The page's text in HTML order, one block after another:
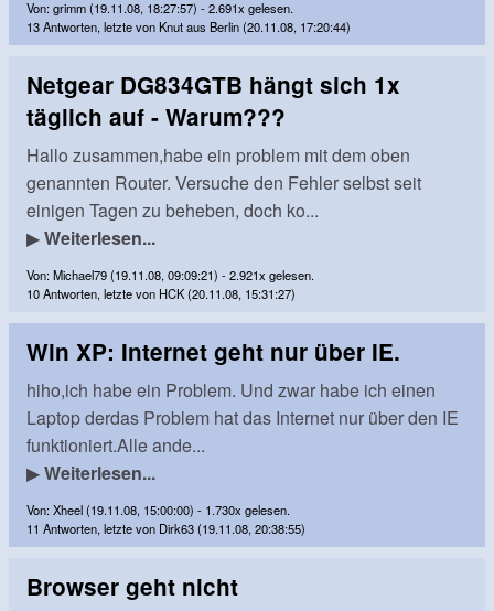
Von: grimm (19.11.08, 18:27:57) - 2.691x gelesen.
13 Antworten, letzte von Knut aus Berlin (20.11.08, 17:20:44)
Netgear DG834GTB hängt sich 1x
täglich auf - Warum???
Hallo zusammen,habe ein problem mit dem oben
genannten Router. Versuche den Fehler selbst seit
einigen Tagen zu beheben, doch ko...
▶Weiterlesen...
Von: Michael79 (19.11.08, 09:09:21) - 2.921x gelesen.
10 Antworten, letzte von HCK (20.11.08, 15:31:27)
Win XP: Internet geht nur über IE.
hiho,ich habe ein Problem. Und zwar habe ich einen
Laptop derdas Problem hat das Internet nur über den IE
funktioniert.Alle ande...
▶Weiterlesen...
Von: Xheel (19.11.08, 15:00:00) - 1.730x gelesen.
11 Antworten, letzte von Dirk63 (19.11.08, 20:38:55)
Browser geht nicht